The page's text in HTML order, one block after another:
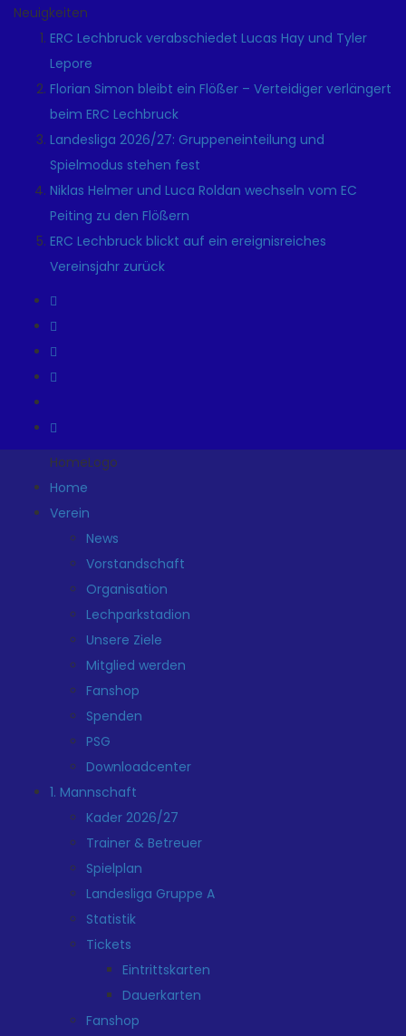
Neuigkeiten
ERC Lechbruck verabschiedet Lucas Hay und Tyler
Lepore
Florian Simon bleibt ein Flößer – Verteidiger verlängert
beim ERC Lechbruck
Landesliga 2026/27: Gruppeneinteilung und
Spielmodus stehen fest
Niklas Helmer und Luca Roldan wechseln vom EC
Peiting zu den Flößern
ERC Lechbruck blickt auf ein ereignisreiches
Vereinsjahr zurück
HomeLogo
Home
Verein
News
Vorstandschaft
Organisation
Lechparkstadion
Unsere Ziele
Mitglied werden
Fanshop
Spenden
PSG
Downloadcenter
1. Mannschaft
Kader 2026/27
Trainer & Betreuer
Spielplan
Landesliga Gruppe A
Statistik
Tickets
Eintrittskarten
Dauerkarten
Fanshop